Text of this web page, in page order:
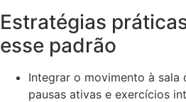
Estratégias
esse padrão
Integrar o movimento à sala
pausas ativas e exercícios